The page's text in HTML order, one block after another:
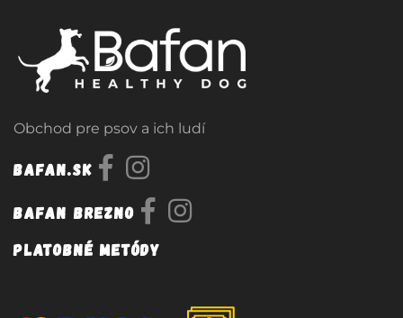
Obchod pre psov a ich ludí
Bafan.sk
Bafan Brezno
Platobné metódy